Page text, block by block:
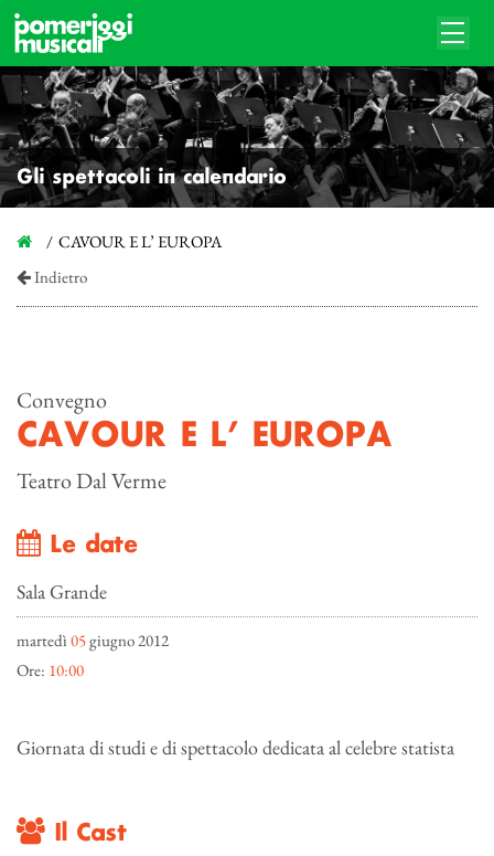
Gli spettacoli in calendario
CAVOUR E L’ EUROPA
Indietro
Convegno
CAVOUR E L’ EUROPA
Teatro Dal Verme
Le date
Sala Grande
martedì 05giugno 2012
Ore: 10:00
Giornata di studi e di spettacolo dedicata al celebre statista
Il Cast